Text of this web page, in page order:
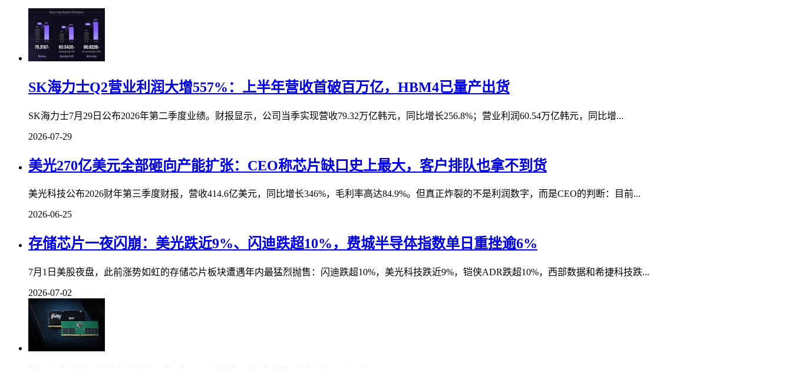
SK海力士Q2营业利润大增557%：上半年营收首破百万亿，HBM4已量产出货
SK海力士7月29日公布2026年第二季度业绩。财报显示，公司当季实现营收79.32万亿韩元，同比增长256.8%；营业利润60.54万亿韩元，同比增...
2026-07-29
美光270亿美元全部砸向产能扩张：CEO称芯片缺口史上最大，客户排队也拿不到货
美光科技公布2026财年第三季度财报，营收414.6亿美元，同比增长346%，毛利率高达84.9%。但真正炸裂的不是利润数字，而是CEO的判断：目前...
2026-06-25
存储芯片一夜闪崩：美光跌近9%、闪迪跌超10%，费城半导体指数单日重挫逾6%
7月1日美股夜盘，此前涨势如虹的存储芯片板块遭遇年内最猛烈抛售：闪迪跌超10%，美光科技跌近9%，铠侠ADR跌超10%，西部数据和希捷科技跌...
2026-07-02